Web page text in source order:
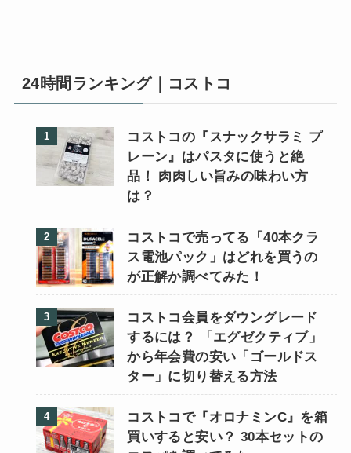
24時間ランキング｜コストコ
コストコの『スナックサラミ プ
レーン』はパスタに使うと絶
品！ 肉肉しい旨みの味わい方
は？
コストコで売ってる「40本クラ
ス電池パック」はどれを買うの
が正解か調べてみた！
コストコ会員をダウングレード
するには？ 「エグゼクティブ」
から年会費の安い「ゴールドス
ター」に切り替える方法
コストコで『オロナミンC』を箱
買いすると安い？ 30本セットの